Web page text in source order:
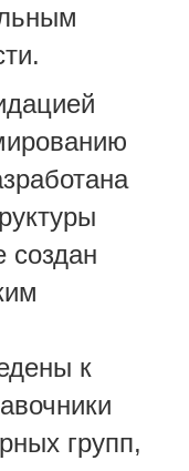
создан
к
групп,